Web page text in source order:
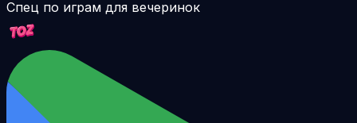
Спец по играм для вечеринок